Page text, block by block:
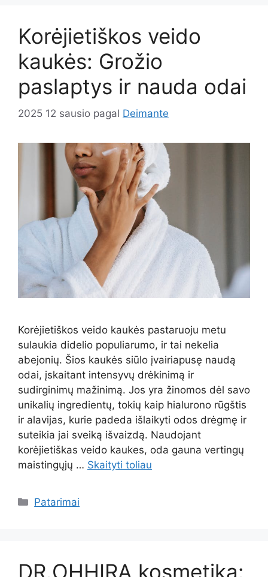
Korėjietiškos veido
kaukės: Grožio
paslaptys ir nauda odai
2025 12 sausio pagal Deimante
Korėjietiškos veido kaukės pastaruoju metu
sulaukia didelio populiarumo, ir tai nekelia
abejonių. Šios kaukės siūlo įvairiapusę naudą
odai, įskaitant intensyvų drėkinimą ir
sudirginimų mažinimą. Jos yra žinomos dėl savo
unikalių ingredientų, tokių kaip hialurono rūgštis
ir alavijas, kurie padeda išlaikyti odos drėgmę ir
suteikia jai sveiką išvaizdą. Naudojant
korėjietiškas veido kaukes, oda gauna vertingų
maistingųjų … Skaityti toliau
Kategorijos
Patarimai
DR.OHHIRA kosmetika: